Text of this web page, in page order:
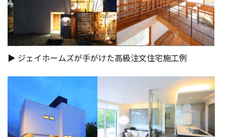
▶︎ ジェイホームズが手がけた高級注文住宅施工例